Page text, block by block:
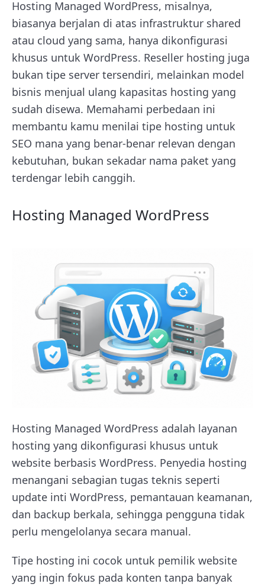
Hosting Managed WordPress, misalnya,
biasanya berjalan di atas infrastruktur shared
atau cloud yang sama, hanya dikonfigurasi
khusus untuk WordPress. Reseller hosting juga
bukan tipe server tersendiri, melainkan model
bisnis menjual ulang kapasitas hosting yang
sudah disewa. Memahami perbedaan ini
membantu kamu menilai tipe hosting untuk
SEO mana yang benar-benar relevan dengan
kebutuhan, bukan sekadar nama paket yang
terdengar lebih canggih.
Hosting Managed WordPress
Hosting Managed WordPress adalah layanan
hosting yang dikonfigurasi khusus untuk
website berbasis WordPress. Penyedia hosting
menangani sebagian tugas teknis seperti
update inti WordPress, pemantauan keamanan,
dan backup berkala, sehingga pengguna tidak
perlu mengelolanya secara manual.
Tipe hosting ini cocok untuk pemilik website
yang ingin fokus pada konten tanpa banyak